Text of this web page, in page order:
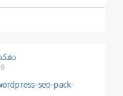
seo-pack-